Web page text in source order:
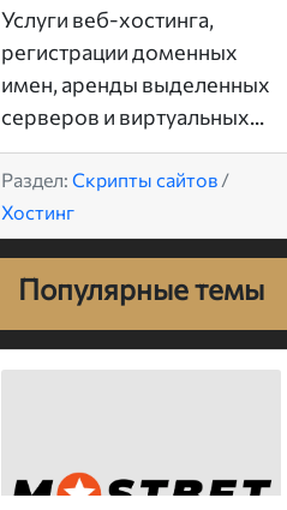
Услуги веб-хостинга,
регистрации доменных
имен, аренды выделенных
серверов и виртуальных...
Раздел: Скрипты сайтов /
Хостинг
Популярные темы